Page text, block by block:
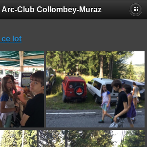
Arc-Club Collombey-Muraz
ce lot